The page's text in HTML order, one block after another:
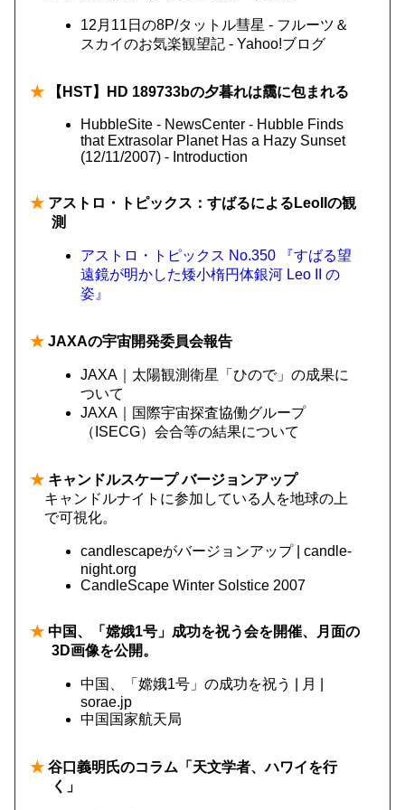
12月11日の8P/タットル彗星 - フルーツ＆
スカイのお気楽観望記 - Yahoo!ブログ
★ 【HST】HD 189733bの夕暮れは靄に包まれる
HubbleSite - NewsCenter - Hubble Finds
that Extrasolar Planet Has a Hazy Sunset
(12/11/2007) - Introduction
★ アストロ・トピックス：すばるによるLeoIIの観
測
アストロ・トピックス No.350 『すばる望
遠鏡が明かした矮小楕円体銀河 Leo II の
姿』
★ JAXAの宇宙開発委員会報告
JAXA｜太陽観測衛星「ひので」の成果に
ついて
JAXA｜国際宇宙探査協働グループ
（ISECG）会合等の結果について
★ キャンドルスケープ バージョンアップ
キャンドルナイトに参加している人を地球の上
で可視化。
candlescapeがバージョンアップ | candle-
night.org
CandleScape Winter Solstice 2007
★ 中国、「嫦娥1号」成功を祝う会を開催、月面の
3D画像を公開。
中国、「嫦娥1号」の成功を祝う | 月 |
sorae.jp
中国国家航天局
★ 谷口義明氏のコラム「天文学者、ハワイを行
く」